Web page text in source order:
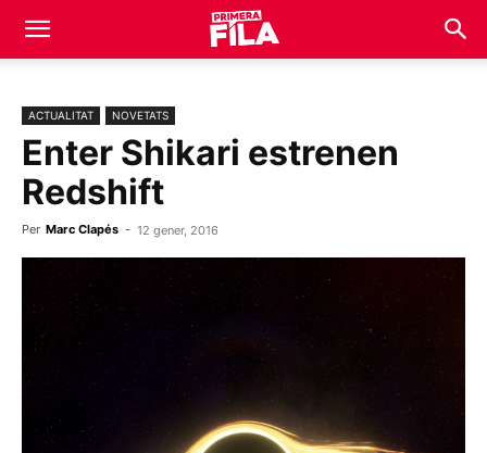
ACTUALITAT NOVETATS
Enter Shikari estrenen
Redshift
Per Marc Clapés - 12 gener, 2016